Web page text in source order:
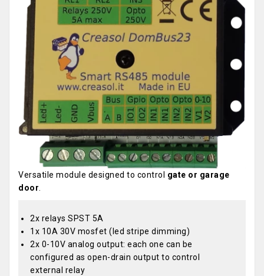
Versatile module designed to control gate or garage
door.
2x relays SPST 5A
1x 10A 30V mosfet (led stripe dimming)
2x 0-10V analog output: each one can be
configured as open-drain output to control
external relay